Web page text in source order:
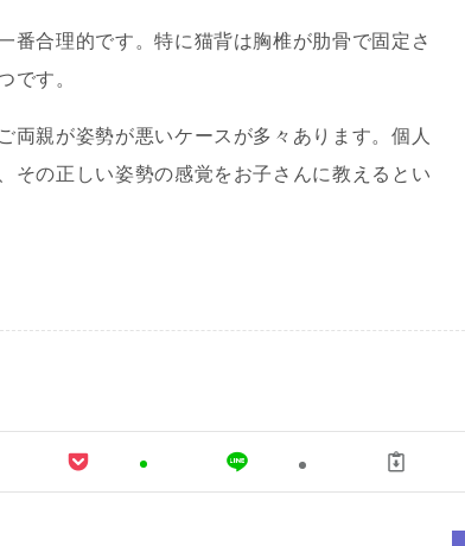
合理的です。特に猫背は胸椎が肋骨で固定さ
す。
親が姿勢が悪いケースが多々あります。個人
その正しい姿勢の感覚をお子さんに教えるとい